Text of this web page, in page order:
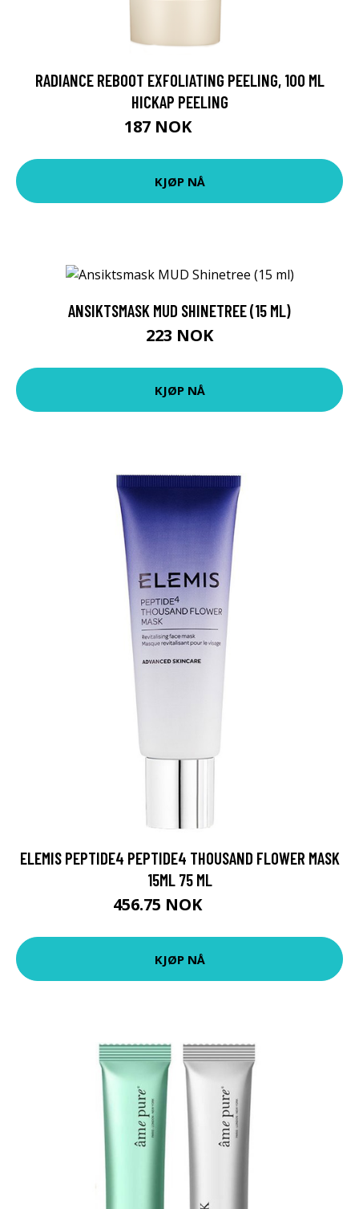
RADIANCE REBOOT EXFOLIATING PEELING, 100 ML
HICKAP PEELING
187 NOK
KJØP NÅ
ANSIKTSMASK MUD SHINETREE (15 ML)
223 NOK
KJØP NÅ
ELEMIS PEPTIDE4 PEPTIDE4 THOUSAND FLOWER MASK
15ML 75 ML
456.75 NOK
KJØP NÅ